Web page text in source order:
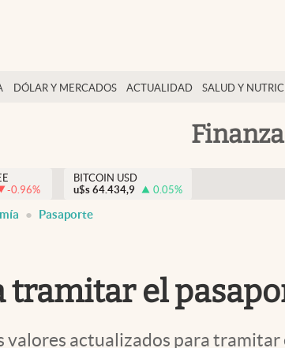
DÓLAR Y MERCADOS ACTUALIDAD SALUD Y
-0.96%
BITCOIN USD
u$s 64.434,9 0.05%
Pasaporte
tramitar el
actualizados para